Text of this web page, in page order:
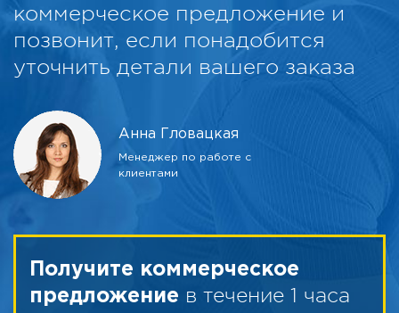
коммерческое предложение и
позвонит, если понадобится
уточнить детали вашего заказа
Анна Гловацкая
Менеджер по работе с
клиентами
Получите коммерческое
предложение в течение 1 часа